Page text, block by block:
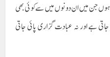
ہوں جن میں ان دونوں میں سے کوئی بھی
ہے اور نہ عبادت گزاری پائی جاتی